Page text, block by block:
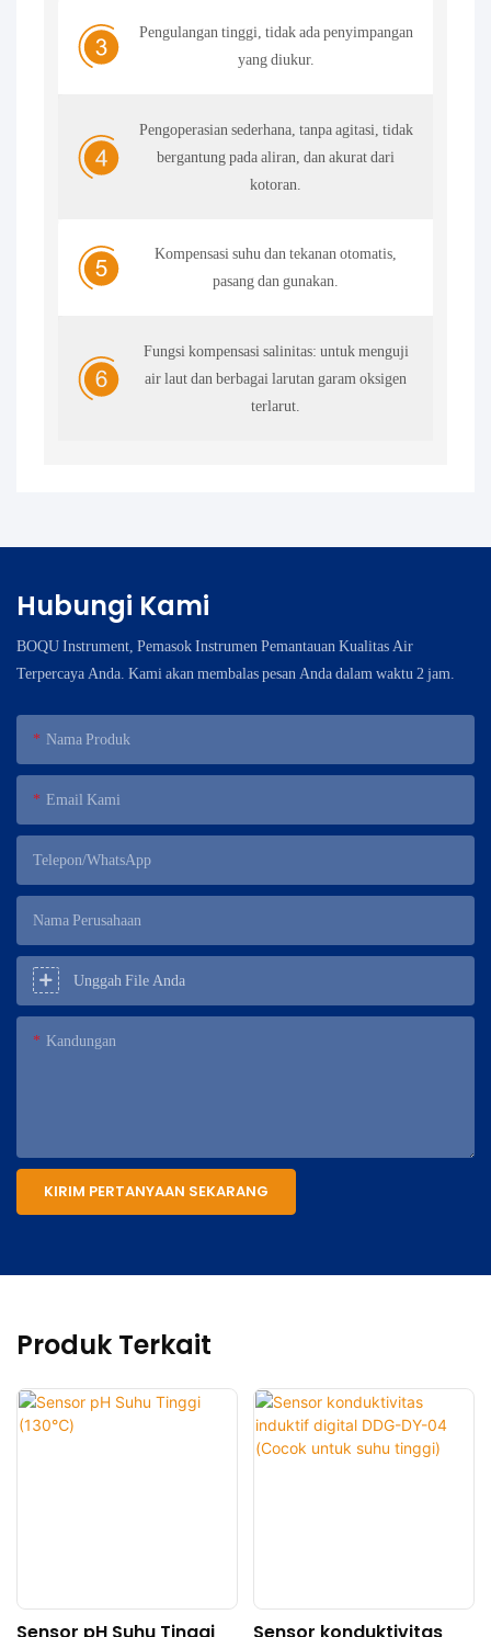
Pengulangan tinggi, tidak ada penyimpangan
yang diukur.
Pengoperasian sederhana, tanpa agitasi, tidak
bergantung pada aliran, dan akurat dari
kotoran.
Kompensasi suhu dan tekanan otomatis,
pasang dan gunakan.
Fungsi kompensasi salinitas: untuk menguji
air laut dan berbagai larutan garam oksigen
terlarut.
Hubungi Kami
BOQU Instrument, Pemasok Instrumen Pemantauan Kualitas Air
Terpercaya Anda. Kami akan membalas pesan Anda dalam waktu 2 jam.
Nama Produk
Email Kami
Telepon/WhatsApp
Nama Perusahaan
Unggah File Anda
Kandungan
KIRIM PERTANYAAN SEKARANG
Produk Terkait